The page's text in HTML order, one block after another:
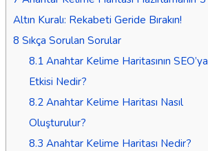
Altın Kuralı: Rekabeti Geride Bırakın!
8 Sıkça Sorulan Sorular
8.1Anahtar Kelime Haritasının SEO’ya
Etkisi Nedir?
8.2Anahtar Kelime Haritası Nasıl
Oluşturulur?
8.3 Anahtar Kelime Haritası Nedir?